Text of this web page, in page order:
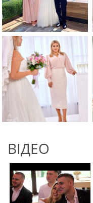
ВІДЕО